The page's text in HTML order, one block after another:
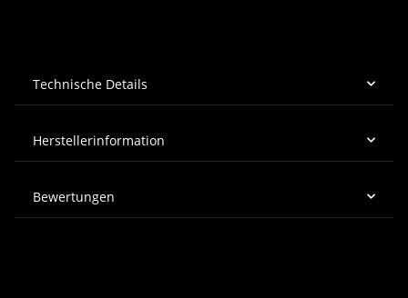
Technische Details
Herstellerinformation
Bewertungen